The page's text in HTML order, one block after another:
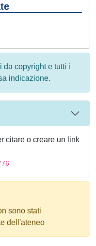
da copyright e tutti i
indicazione.
citare o creare un link
sono stati
dell'ateneo